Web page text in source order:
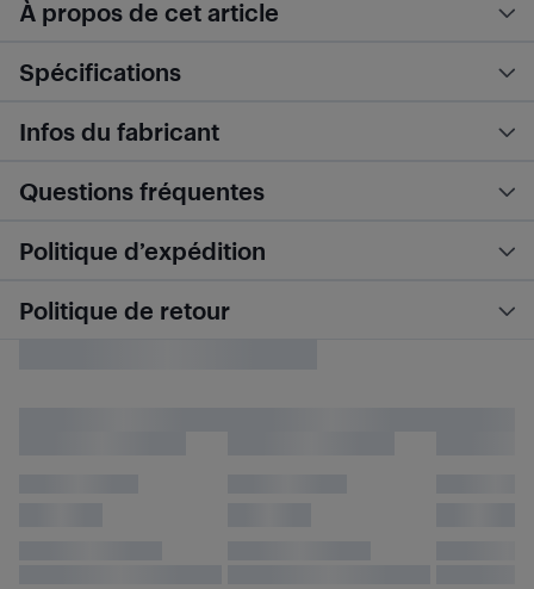
À propos de cet article
Spécifications
Infos du fabricant
Questions fréquentes
Politique d’expédition
Politique de retour